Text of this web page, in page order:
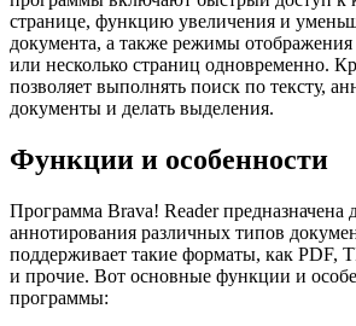
странице, функцию увеличения и
документа, а также режимы отображения
или несколько страниц одновременно.
позволяет выполнять поиск по тексту,
документы и делать выделения.
Функции и особенности
Программа Brava! Reader предназначена
аннотирования различных типов
поддерживает такие форматы, как PDF,
и прочие. Вот основные функции и
программы: